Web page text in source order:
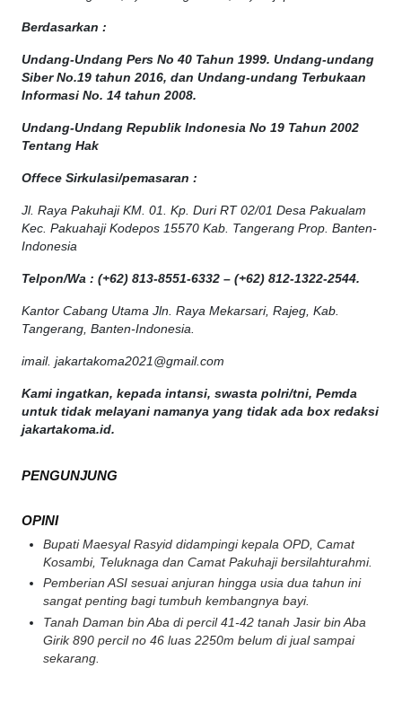
Berdasarkan :
Undang-Undang Pers No 40 Tahun 1999. Undang-undang
Siber No.19 tahun 2016, dan Undang-undang Terbukaan
Informasi No. 14 tahun 2008.
Undang-Undang Republik Indonesia No 19 Tahun 2002
Tentang Hak
Offece Sirkulasi/pemasaran :
Jl. Raya Pakuhaji KM. 01. Kp. Duri RT 02/01 Desa Pakualam
Kec. Pakuahaji Kodepos 15570 Kab. Tangerang Prop. Banten-
Indonesia
Telpon/Wa : (+62) 813-8551-6332 – (+62) 812-1322-2544.
Kantor Cabang Utama Jln. Raya Mekarsari, Rajeg, Kab.
Tangerang, Banten-Indonesia.
imail. jakartakoma2021@gmail.com
Kami ingatkan, kepada intansi, swasta polri/tni, Pemda
untuk tidak melayani namanya yang tidak ada box redaksi
jakartakoma.id.
PENGUNJUNG
OPINI
Bupati Maesyal Rasyid didampingi kepala OPD, Camat
Kosambi, Teluknaga dan Camat Pakuhaji bersilahturahmi.
Pemberian ASI sesuai anjuran hingga usia dua tahun ini
sangat penting bagi tumbuh kembangnya bayi.
Tanah Daman bin Aba di percil 41-42 tanah Jasir bin Aba
Girik 890 percil no 46 luas 2250m belum di jual sampai
sekarang.